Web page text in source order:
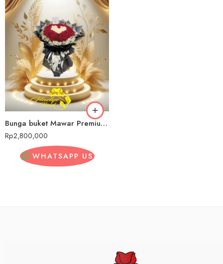
Bunga buket Mawar PremiumKebon Jeruk
Rp2,800,000
WHATSAPP US